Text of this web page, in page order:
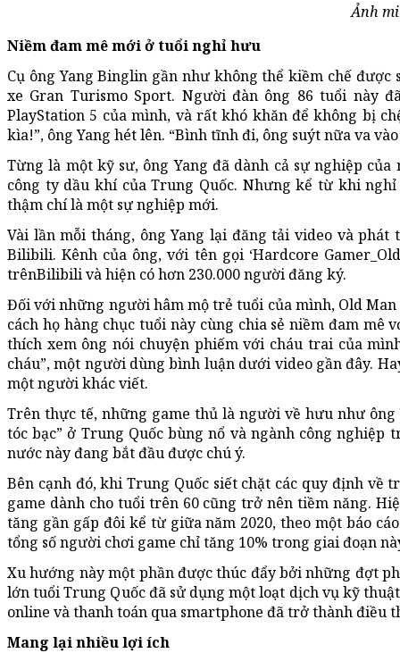
Ảnh
Niềm đam mê mới ở tuổi nghỉ hưu
Cụ ông Yang Binglin gần như không thể kiềm chế
xe Gran Turismo Sport. Người đàn ông 86 tuổi này
PlayStation 5 của mình, và rất khó khăn để không bị
kìa!”, ông Yang hét lên. “Bình tĩnh đi, ông suýt nữa va
Từng là một kỹ sư, ông Yang đã dành cả sự nghiệp
công ty dầu khí của Trung Quốc. Nhưng kể từ khi
thậm chí là một sự nghiệp mới.
Vài lần mỗi tháng, ông Yang lại đăng tải video và
Bilibili. Kênh của ông, với tên gọi ‘Hardcore
trênBilibili và hiện có hơn 230.000 người đăng ký.
Đối với những người hâm mộ trẻ tuổi của mình, Old
cách họ hàng chục tuổi này cùng chia sẻ niềm đam
thích xem ông nói chuyện phiếm với cháu trai của
cháu”, một người dùng bình luận dưới video gần đây.
một người khác viết.
Trên thực tế, những game thủ là người về hưu như
tóc bạc” ở Trung Quốc bùng nổ và ngành công
nước này đang bắt đầu được chú ý.
Bên cạnh đó, khi Trung Quốc siết chặt các quy định
game dành cho tuổi trên 60 cũng trở nên tiềm năng.
tăng gần gấp đôi kể từ giữa năm 2020, theo một báo
tổng số người chơi game chỉ tăng 10% trong giai đoạn
Xu hướng này một phần được thúc đẩy bởi những đợt
lớn tuổi Trung Quốc đã sử dụng một loạt dịch vụ kỹ
online và thanh toán qua smartphone đã trở thành điều
Mang lại nhiều lợi ích